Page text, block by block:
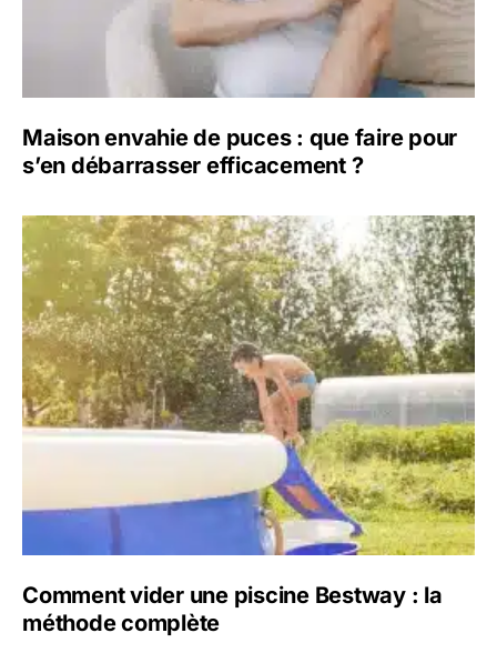
Maison envahie de puces : que faire pour
s’en débarrasser efficacement ?
Comment vider une piscine Bestway : la
méthode complète